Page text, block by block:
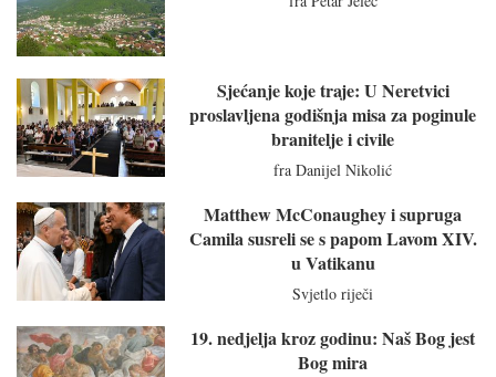
Sjećanje koje traje: U Neretvici
proslavljena godišnja misa za poginule
branitelje i civile
fra Danijel Nikolić
Matthew McConaughey i supruga
Camila susreli se s papom Lavom XIV.
u Vatikanu
Svjetlo riječi
19. nedjelja kroz godinu: Naš Bog jest
Bog mira